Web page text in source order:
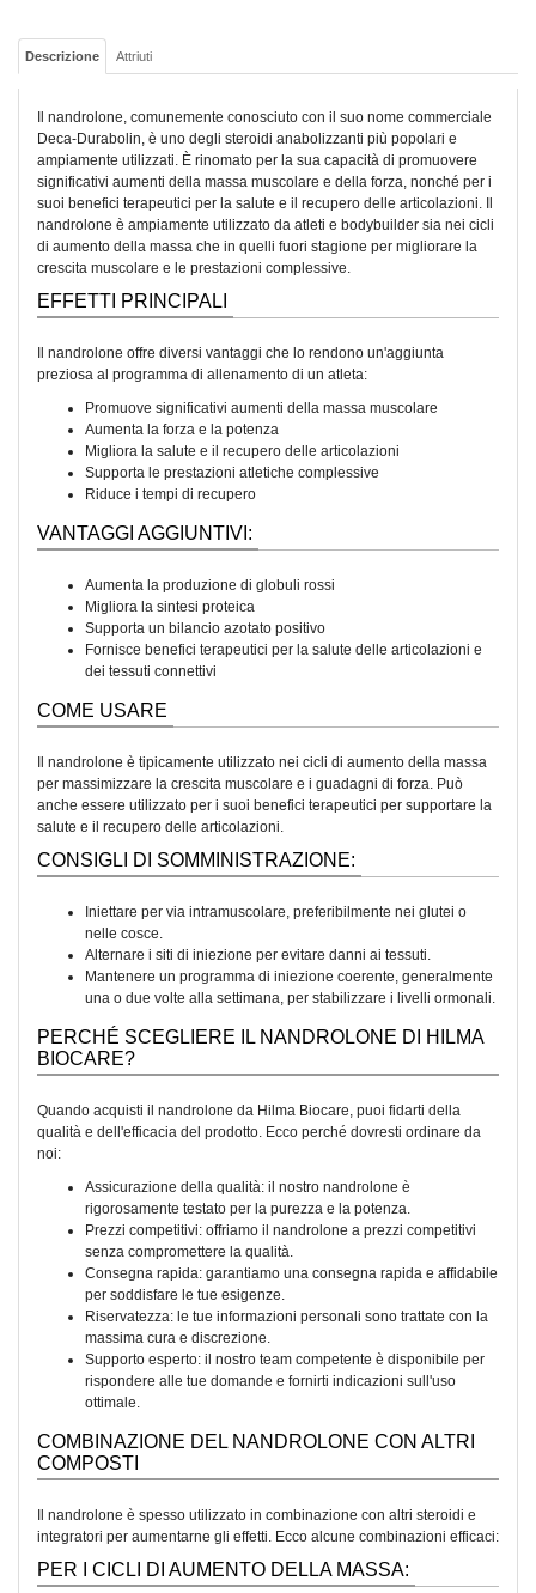
Descrizione Attriuti
Il nandrolone, comunemente conosciuto con il suo nome commerciale
Deca-Durabolin, è uno degli steroidi anabolizzanti più popolari e
ampiamente utilizzati. È rinomato per la sua capacità di promuovere
significativi aumenti della massa muscolare e della forza, nonché per i
suoi benefici terapeutici per la salute e il recupero delle articolazioni. Il
nandrolone è ampiamente utilizzato da atleti e bodybuilder sia nei cicli
di aumento della massa che in quelli fuori stagione per migliorare la
crescita muscolare e le prestazioni complessive.
EFFETTI PRINCIPALI
Il nandrolone offre diversi vantaggi che lo rendono un'aggiunta
preziosa al programma di allenamento di un atleta:
Promuove significativi aumenti della massa muscolare
Aumenta la forza e la potenza
Migliora la salute e il recupero delle articolazioni
Supporta le prestazioni atletiche complessive
Riduce i tempi di recupero
VANTAGGI AGGIUNTIVI:
Aumenta la produzione di globuli rossi
Migliora la sintesi proteica
Supporta un bilancio azotato positivo
Fornisce benefici terapeutici per la salute delle articolazioni e
dei tessuti connettivi
COME USARE
Il nandrolone è tipicamente utilizzato nei cicli di aumento della massa
per massimizzare la crescita muscolare e i guadagni di forza. Può
anche essere utilizzato per i suoi benefici terapeutici per supportare la
salute e il recupero delle articolazioni.
CONSIGLI DI SOMMINISTRAZIONE:
Iniettare per via intramuscolare, preferibilmente nei glutei o
nelle cosce.
Alternare i siti di iniezione per evitare danni ai tessuti.
Mantenere un programma di iniezione coerente, generalmente
una o due volte alla settimana, per stabilizzare i livelli ormonali.
PERCHÉ SCEGLIERE IL NANDROLONE DI HILMA
BIOCARE?
Quando acquisti il nandrolone da Hilma Biocare, puoi fidarti della
qualità e dell'efficacia del prodotto. Ecco perché dovresti ordinare da
noi:
Assicurazione della qualità: il nostro nandrolone è
rigorosamente testato per la purezza e la potenza.
Prezzi competitivi: offriamo il nandrolone a prezzi competitivi
senza compromettere la qualità.
Consegna rapida: garantiamo una consegna rapida e affidabile
per soddisfare le tue esigenze.
Riservatezza: le tue informazioni personali sono trattate con la
massima cura e discrezione.
Supporto esperto: il nostro team competente è disponibile per
rispondere alle tue domande e fornirti indicazioni sull'uso
ottimale.
COMBINAZIONE DEL NANDROLONE CON ALTRI
COMPOSTI
Il nandrolone è spesso utilizzato in combinazione con altri steroidi e
integratori per aumentarne gli effetti. Ecco alcune combinazioni efficaci:
PER I CICLI DI AUMENTO DELLA MASSA: